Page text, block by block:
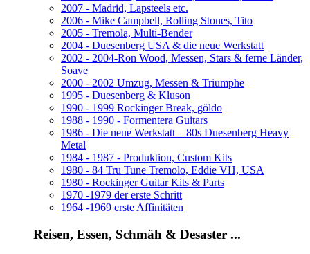
2007 - Madrid, Lapsteels etc.
2006 - Mike Campbell, Rolling Stones, Tito
2005 - Tremola, Multi-Bender
2004 - Duesenberg USA & die neue Werkstatt
2002 - 2004-Ron Wood, Messen, Stars & ferne Länder,
Soave
2000 - 2002 Umzug, Messen & Triumphe
1995 - Duesenberg & Kluson
1990 - 1999 Rockinger Break, göldo
1988 - 1990 - Formentera Guitars
1986 - Die neue Werkstatt – 80s Duesenberg Heavy
Metal
1984 - 1987 - Produktion, Custom Kits
1980 - 84 Tru Tune Tremolo, Eddie VH, USA
1980 - Rockinger Guitar Kits & Parts
1970 -1979 der erste Schritt
1964 -1969 erste Affinitäten
Reisen, Essen, Schmäh & Desaster ...